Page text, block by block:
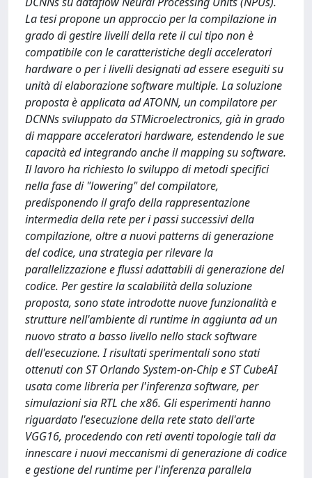
La tesi propone un approccio per la compilazione in
grado di gestire livelli della rete il cui tipo non è
compatibile con le caratteristiche degli acceleratori
hardware o per i livelli designati ad essere eseguiti su
unità di elaborazione software multiple. La soluzione
proposta è applicata ad ATONN, un compilatore per
DCNNs sviluppato da STMicroelectronics, già in grado
di mappare acceleratori hardware, estendendo le sue
capacità ed integrando anche il mapping su software.
Il lavoro ha richiesto lo sviluppo di metodi specifici
nella fase di "lowering" del compilatore,
predisponendo il grafo della rappresentazione
intermedia della rete per i passi successivi della
compilazione, oltre a nuovi patterns di generazione
del codice, una strategia per rilevare la
parallelizzazione e flussi adattabili di generazione del
codice. Per gestire la scalabilità della soluzione
proposta, sono state introdotte nuove funzionalità e
strutture nell'ambiente di runtime in aggiunta ad un
nuovo strato a basso livello nello stack software
dell'esecuzione. I risultati sperimentali sono stati
ottenuti con ST Orlando System-on-Chip e ST CubeAI
usata come libreria per l'inferenza software, per
simulazioni sia RTL che x86. Gli esperimenti hanno
riguardato l'esecuzione della rete stato dell'arte
VGG16, procedendo con reti aventi topologie tali da
innescare i nuovi meccanismi di generazione di codice
e gestione del runtime per l'inferenza parallela